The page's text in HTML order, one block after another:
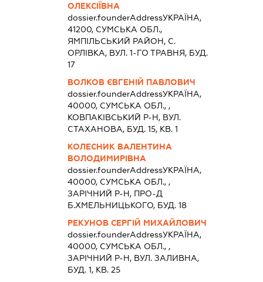
ОЛЕКСІЇВНА
dossier.founderAddressУКРАЇНА,
41200, СУМСЬКА ОБЛ.,
ЯМПIЛЬСЬКИЙ РАЙОН, С.
ОРЛІВКА, ВУЛ. 1-ГО ТРАВНЯ, БУД.
17
ВОЛКОВ ЄВГЕНІЙ ПАВЛОВИЧ
dossier.founderAddressУКРАЇНА,
40000, СУМСЬКА ОБЛ., ,
КОВПАКІВСЬКИЙ Р-Н, ВУЛ.
СТАХАНОВА, БУД. 15, КВ. 1
КОЛЕСНИК ВАЛЕНТИНА
ВОЛОДИМИРІВНА
dossier.founderAddressУКРАЇНА,
40000, СУМСЬКА ОБЛ., ,
ЗАРІЧНИЙ Р-Н, ПРО-Д
Б.ХМЕЛЬНИЦЬКОГО, БУД. 18
РЕКУНОВ СЕРГІЙ МИХАЙЛОВИЧ
dossier.founderAddressУКРАЇНА,
40000, СУМСЬКА ОБЛ., ,
ЗАРІЧНИЙ Р-Н, ВУЛ. ЗАЛИВНА,
БУД. 1, КВ. 25